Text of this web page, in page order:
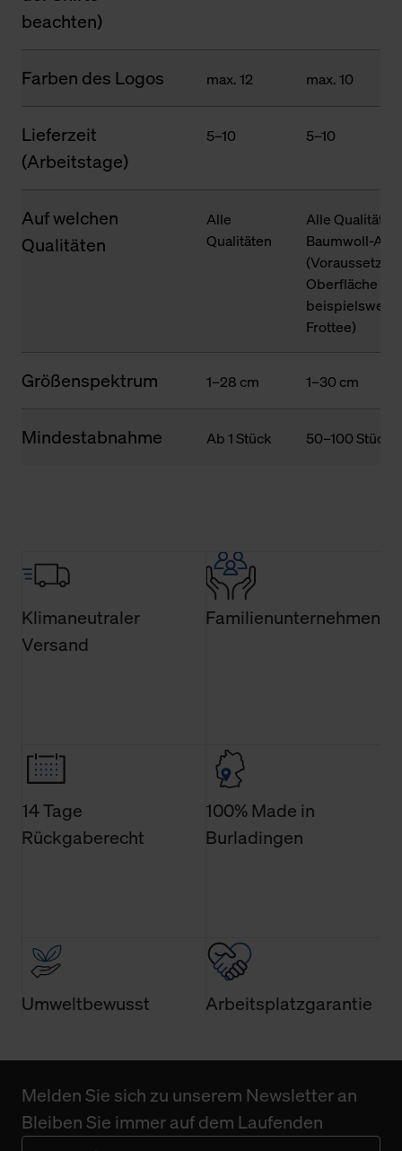
beachten)
Farben des Logos max. 12 max. 10
Lieferzeit
(Arbeitstage)
5–10 5–10
Auf welchen
Qualitäten
Alle
Qualitäten
Alle
Baumwoll-
Oberfläche
Frottee)
Größenspektrum 1–28 cm 1–30 cm
Mindestabnahme Ab 1 Stück 50–100 Stück
Klimaneutraler
Versand
Familienunternehmen
14 Tage
Rückgaberecht
100% Made in
Burladingen
Umweltbewusst Arbeitsplatzgarantie
Melden Sie sich zu unserem Newsletter an
Bleiben Sie immer auf dem Laufenden